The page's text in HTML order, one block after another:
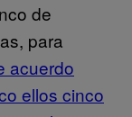
de
para
acuerdo
ellos cinco